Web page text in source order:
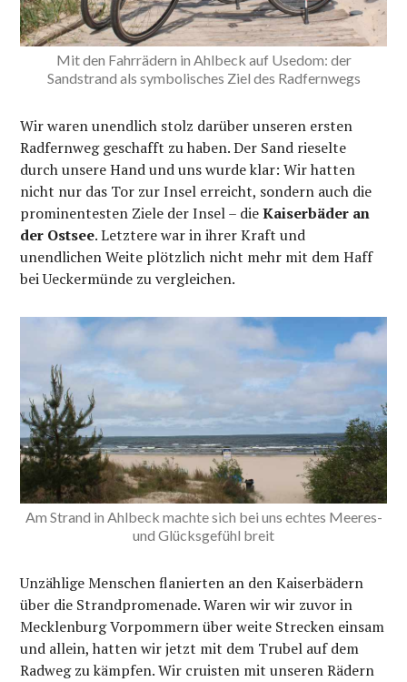
Mit den Fahrrädern in Ahlbeck auf Usedom: der
Sandstrand als symbolisches Ziel des Radfernwegs
Wir waren unendlich stolz darüber unseren ersten
Radfernweg geschafft zu haben. Der Sand rieselte
durch unsere Hand und uns wurde klar: Wir hatten
nicht nur das Tor zur Insel erreicht, sondern auch die
prominentesten Ziele der Insel – dieKaiserbäder an
der Ostsee. Letztere war in ihrer Kraft und
unendlichen Weite plötzlich nicht mehr mit dem Haff
bei Ueckermünde zu vergleichen.
Am Strand in Ahlbeck machte sich bei uns echtes Meeres-
und Glücksgefühl breit
Unzählige Menschen flanierten an den Kaiserbädern
über die Strandpromenade. Waren wir wir zuvor in
Mecklenburg Vorpommern über weite Strecken einsam
und allein, hatten wir jetzt mit dem Trubel auf dem
Radweg zu kämpfen. Wir cruisten mit unseren Rädern